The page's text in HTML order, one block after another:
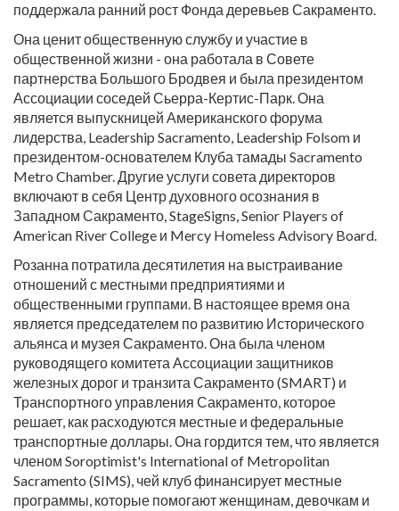
поддержала ранний рост Фонда деревьев Сакраменто.
Она ценит общественную службу и участие в
общественной жизни - она работала в Совете
партнерства Большого Бродвея и была президентом
Ассоциации соседей Сьерра-Кертис-Парк. Она
является выпускницей Американского форума
лидерства, Leadership Sacramento, Leadership Folsom и
президентом-основателем Клуба тамады Sacramento
Metro Chamber. Другие услуги совета директоров
включают в себя Центр духовного осознания в
Западном Сакраменто, StageSigns, Senior Players of
American River College и Mercy Homeless Advisory Board.
Розанна потратила десятилетия на выстраивание
отношений с местными предприятиями и
общественными группами. В настоящее время она
является председателем по развитию Исторического
альянса и музея Сакраменто. Она была членом
руководящего комитета Ассоциации защитников
железных дорог и транзита Сакраменто (SMART) и
Транспортного управления Сакраменто, которое
решает, как расходуются местные и федеральные
транспортные доллары. Она гордится тем, что является
членом Soroptimist's International of Metropolitan
Sacramento (SIMS), чей клуб финансирует местные
программы, которые помогают женщинам, девочкам и